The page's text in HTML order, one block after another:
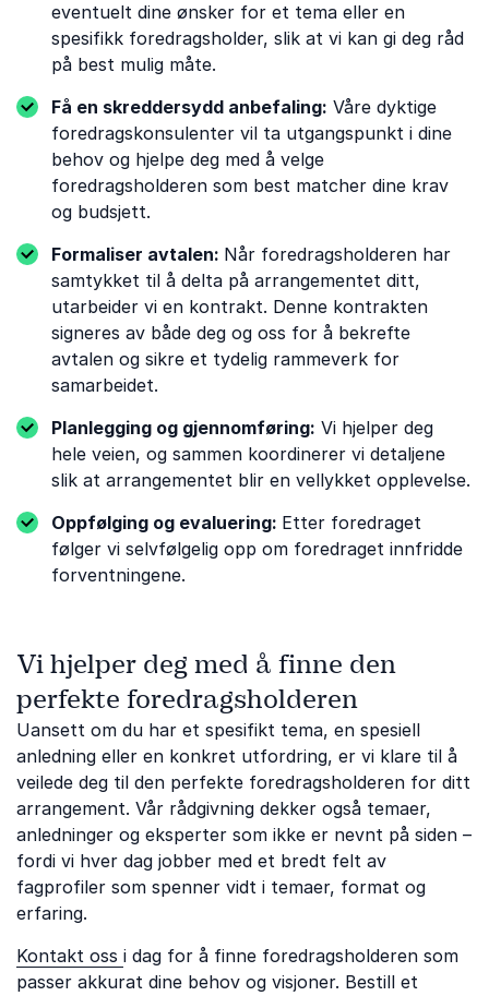
eventuelt dine ønsker for et tema eller en
spesifikk foredragsholder, slik at vi kan gi deg råd
på best mulig måte.
Få en skreddersydd anbefaling: Våre dyktige
foredragskonsulenter vil ta utgangspunkt i dine
behov og hjelpe deg med å velge
foredragsholderen som best matcher dine krav
og budsjett.
Formaliser avtalen: Når foredragsholderen har
samtykket til å delta på arrangementet ditt,
utarbeider vi en kontrakt. Denne kontrakten
signeres av både deg og oss for å bekrefte
avtalen og sikre et tydelig rammeverk for
samarbeidet.
Planlegging og gjennomføring: Vi hjelper deg
hele veien, og sammen koordinerer vi detaljene
slik at arrangementet blir en vellykket opplevelse.
Oppfølging og evaluering: Etter foredraget
følger vi selvfølgelig opp om foredraget innfridde
forventningene.
Vi hjelper deg med å finne den
perfekte foredragsholderen
Uansett om du har et spesifikt tema, en spesiell
anledning eller en konkret utfordring, er vi klare til å
veilede deg til den perfekte foredragsholderen for ditt
arrangement. Vår rådgivning dekker også temaer,
anledninger og eksperter som ikke er nevnt på siden –
fordi vi hver dag jobber med et bredt felt av
fagprofiler som spenner vidt i temaer, format og
erfaring.
Kontakt oss i dag for å finne foredragsholderen som
passer akkurat dine behov og visjoner. Bestill et